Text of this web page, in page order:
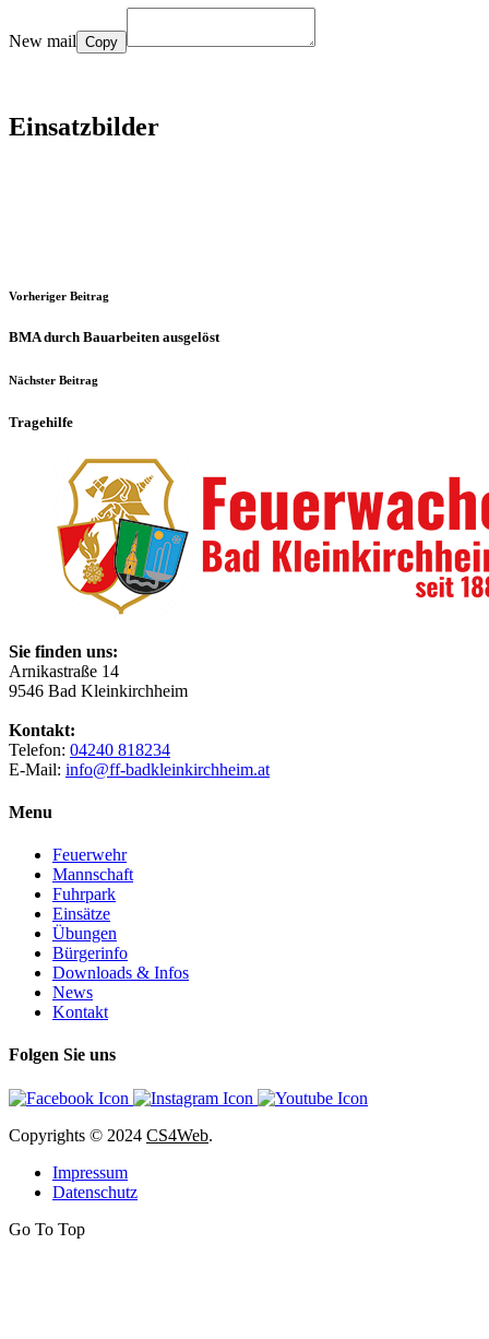
New mail Copy
Einsatzbilder
Vorheriger Beitrag
BMA durch Bauarbeiten ausgelöst
Nächster Beitrag
Tragehilfe
Sie finden uns:
Arnikastraße 14
9546 Bad Kleinkirchheim
Kontakt:
Telefon: 04240 818234
E-Mail: info@ff-badkleinkirchheim.at
Menu
Feuerwehr
Mannschaft
Fuhrpark
Einsätze
Übungen
Bürgerinfo
Downloads & Infos
News
Kontakt
Folgen Sie uns
Copyrights © 2024 CS4Web.
Impressum
Datenschutz
Go To Top